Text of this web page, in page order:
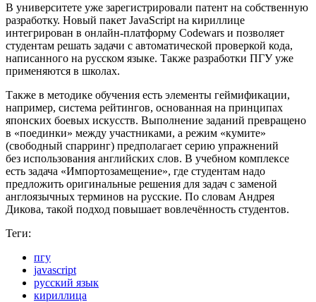
В университете уже зарегистрировали патент на собственную
разработку. Новый пакет JavaScript на кириллице
интегрирован в онлайн-платформу Codewars и позволяет
студентам решать задачи с автоматической проверкой кода,
написанного на русском языке. Также разработки ПГУ уже
применяются в школах.
Также в методике обучения есть элементы геймификации,
например, система рейтингов, основанная на принципах
японских боевых искусств. Выполнение заданий превращено
в «поединки» между участниками, а режим «кумите»
(свободный спарринг) предполагает серию упражнений
без использования английских слов. В учебном комплексе
есть задача «Импортозамещение», где студентам надо
предложить оригинальные решения для задач с заменой
англоязычных терминов на русские. По словам Андрея
Дикова, такой подход повышает вовлечённость студентов.
Теги:
пгу
javascript
русский язык
кириллица